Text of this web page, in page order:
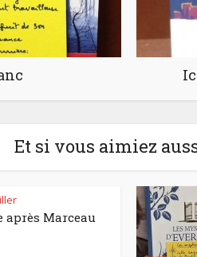
Et si vous aimiez
après Marceau